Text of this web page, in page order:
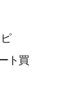
ト買